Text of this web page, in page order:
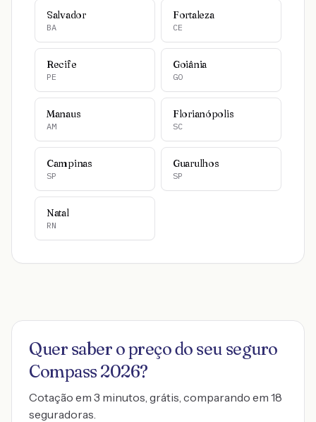
Salvador
BA
Fortaleza
CE
Recife
PE
Goiânia
GO
Manaus
AM
Florianópolis
SC
Campinas
SP
Guarulhos
SP
Natal
RN
Quer saber o preço do seu seguro
Compass 2026?
Cotação em 3 minutos, grátis, comparando em 18
seguradoras.